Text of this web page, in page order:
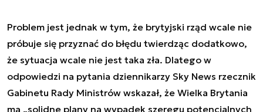
Problem jest jednak w tym, że brytyjski rząd wcale nie
próbuje się przyznać do błędu twierdząc dodatkowo,
że sytuacja wcale nie jest taka zła. Dlatego w
odpowiedzi na pytania dziennikarzy Sky News rzecznik
Gabinetu Rady Ministrów wskazał, że Wielka Brytania
ma „solidne plany na wypadek szeregu potencjalnych